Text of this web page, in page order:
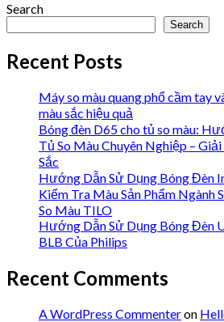
Search
Search
Recent Posts
Máy so màu quang phổ cầm tay
màu sắc hiệu quả
Bóng đèn D65 cho tủ so màu:
Tủ So Màu Chuyên Nghiệp –
Sắc
Hướng Dẫn Sử Dụng Bóng Đèn
Kiểm Tra Màu Sản Phẩm Ngành
So Màu TILO
Hướng Dẫn Sử Dụng Bóng Đèn
BLB Của Philips
Recent Comments
A WordPress Commenteron